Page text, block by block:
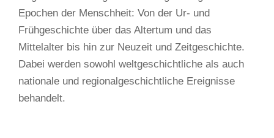
Epochen der Menschheit: Von der Ur- und
Frühgeschichte über das Altertum und das
Mittelalter bis hin zur Neuzeit und Zeitgeschichte.
Dabei werden sowohl weltgeschichtliche als auch
nationale und regionalgeschichtliche Ereignisse
behandelt.